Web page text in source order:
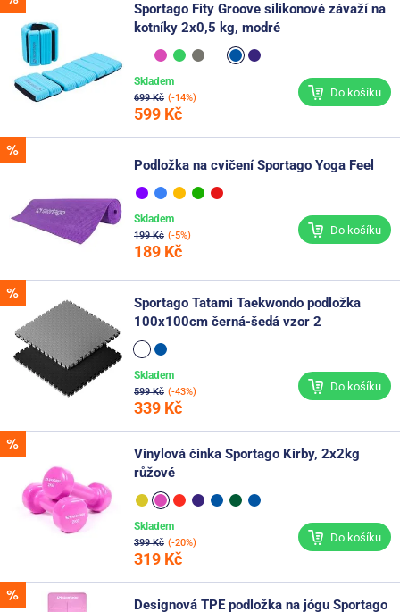
Sportago Fity Groove silikonové závaží na
kotníky 2x0,5 kg, modré
699 Kč (-14%)
599 Kč
Skladem
Do košíku
Podložka na cvičení Sportago Yoga Feel
199 Kč (-5%)
189 Kč
Skladem
Do košíku
Sportago Tatami Taekwondo podložka
100x100cm černá-šedá vzor 2
599 Kč (-43%)
339 Kč
Skladem
Do košíku
Vinylová činka Sportago Kirby, 2x2kg
růžové
399 Kč (-20%)
319 Kč
Skladem
Do košíku
Designová TPE podložka na jógu Sportago